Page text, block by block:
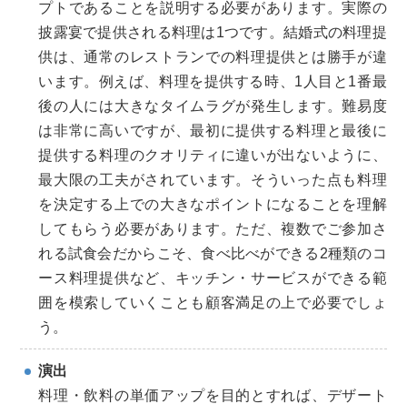
プトであることを説明する必要があります。実際の
披露宴で提供される料理は1つです。結婚式の料理提
供は、通常のレストランでの料理提供とは勝手が違
います。例えば、料理を提供する時、1人目と1番最
後の人には大きなタイムラグが発生します。難易度
は非常に高いですが、最初に提供する料理と最後に
提供する料理のクオリティに違いが出ないように、
最大限の工夫がされています。そういった点も料理
を決定する上での大きなポイントになることを理解
してもらう必要があります。ただ、複数でご参加さ
れる試食会だからこそ、食べ比べができる2種類のコ
ース料理提供など、キッチン・サービスができる範
囲を模索していくことも顧客満足の上で必要でしょ
う。
演出
料理・飲料の単価アップを目的とすれば、デザート